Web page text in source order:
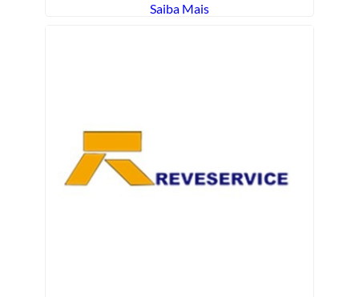
Saiba Mais